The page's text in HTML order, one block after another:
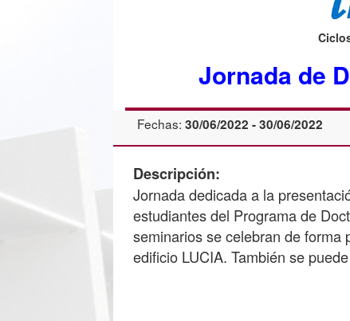
Jornada de
Fechas:30/06/2022 - 30/06/2022
Descripción:
Jornada dedicada a la
estudiantes del Programa de
seminarios se celebran de forma
edificio LUCIA. También se